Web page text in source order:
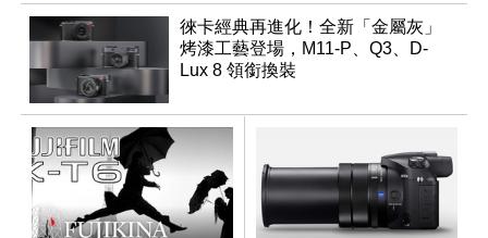
徠卡經典再進化！全新「金屬灰」
烤漆工藝登場，M11-P、Q3、D-
Lux 8 領銜換裝